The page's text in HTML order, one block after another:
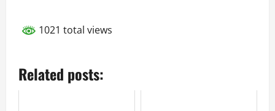
1021 total views
Related posts: